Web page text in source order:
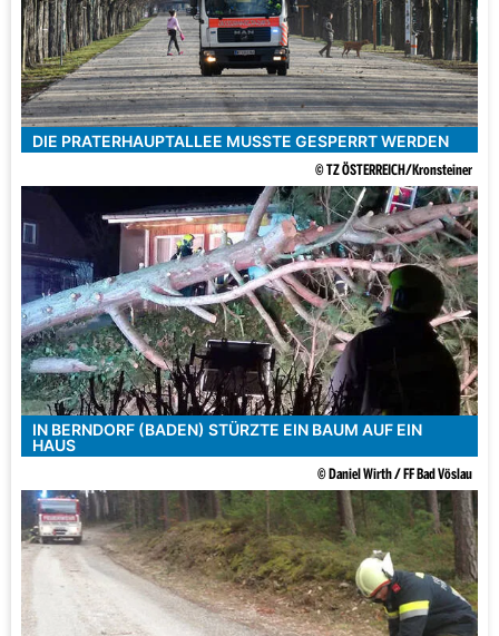
DIE PRATERHAUPTALLEE MUSSTE GESPERRT WERDEN
© TZ ÖSTERREICH/Kronsteiner
IN BERNDORF (BADEN) STÜRZTE EIN BAUM AUF EIN
HAUS
© Daniel Wirth / FF Bad Vöslau